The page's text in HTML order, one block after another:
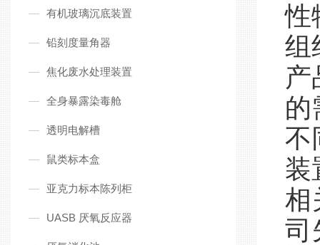
有机玻璃沉底装置
铅刻度量角器
焦化废水处理装置
全身暴露染毒舱
透明电解槽
鼠类标本盒
亚克力标本陈列柜
UASB 厌氧反应器
性
组
产
的
不
装
相
司